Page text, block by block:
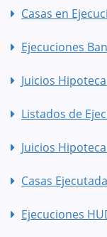
Casas en
Ejecuciones
Juicios
Listados de
Juicios
Casas
Ejecuciones